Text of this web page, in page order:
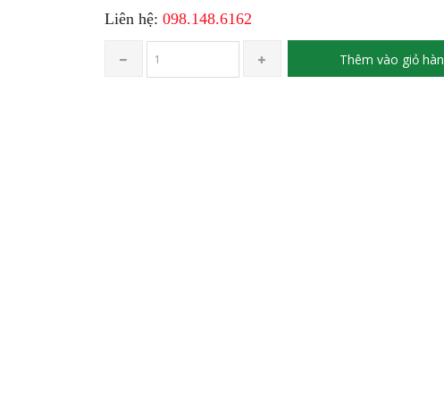
Liên hệ: 098.148.6162
Thêm vào giỏ